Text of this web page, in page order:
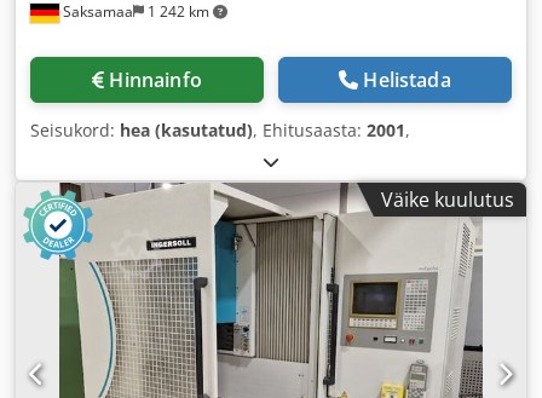
Saksamaa 1 242 km
Hinnainfo Helistada
Seisukord: hea (kasutatud), Ehitusaasta: 2001,
Väike kuulutus